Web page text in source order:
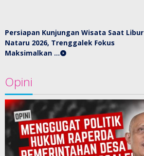
Persiapan Kunjungan Wisata Saat Libur
Nataru 2026, Trenggalek Fokus
Maksimalkan …
Opini